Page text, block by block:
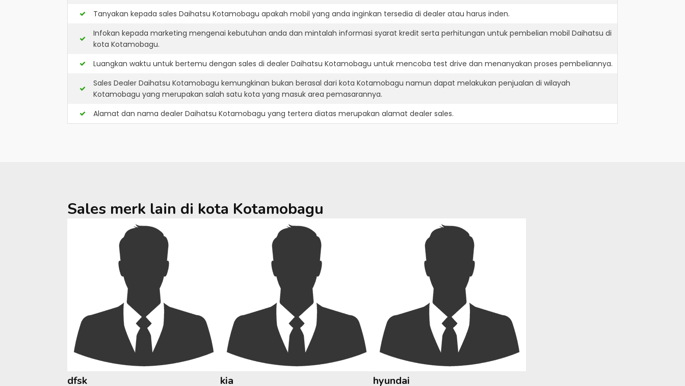
Tanyakan kepada sales Daihatsu Kotamobagu apakah mobil yang anda inginkan tersedia di dealer atau harus inden.
Infokan kepada marketing mengenai kebutuhan anda dan mintalah informasi syarat kredit serta perhitungan untuk pembelian mobil Daihatsu di
kota Kotamobagu.
Luangkan waktu untuk bertemu dengan sales di dealer Daihatsu Kotamobagu untuk mencoba test drive dan menanyakan proses pembeliannya.
Sales Dealer Daihatsu Kotamobagu kemungkinan bukan berasal dari kota Kotamobagu namun dapat melakukan penjualan di wilayah
Kotamobagu yang merupakan salah satu kota yang masuk area pemasarannya.
Alamat dan nama dealer Daihatsu Kotamobagu yang tertera diatas merupakan alamat dealer sales.
Sales merk lain di kota Kotamobagu
dfsk kia hyundai